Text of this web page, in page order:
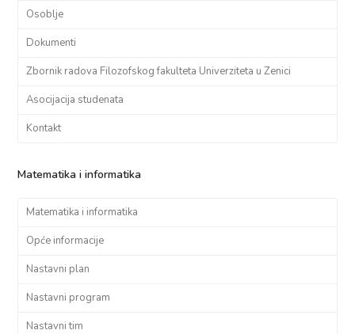
Osoblje
Dokumenti
Zbornik radova Filozofskog fakulteta Univerziteta u Zenici
Asocijacija studenata
Kontakt
Matematika i informatika
Matematika i informatika
Opće informacije
Nastavni plan
Nastavni program
Nastavni tim